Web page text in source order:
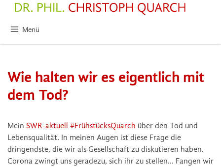
springenMenü
Wie halten wir es eigentlich mit
dem Tod?
Mein SWR-aktuell #FrühstücksQuarch über den Tod und
Lebensqualität. In meinen Augen ist diese Frage die
dringendste, die wir als Gesellschaft zu diskutieren haben.
Corona zwingt uns geradezu, sich ihr zu stellen… Fangen wir